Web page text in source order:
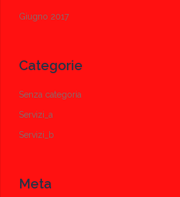
Giugno 2017
Categorie
Senza categoria
Servizi_a
Servizi_b
Meta